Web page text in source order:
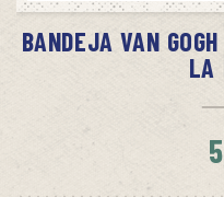
BANDEJA VAN
LA